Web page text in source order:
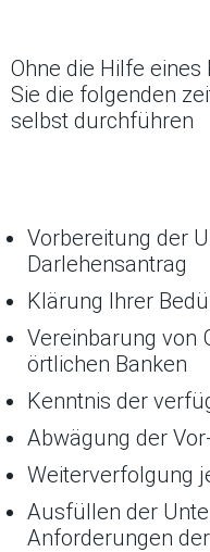
Ohne die Hilfe
Sie die folgenden
selbst durchführen
Vorbereitung der
Darlehensantrag
Klärung Ihrer
Vereinbarung von
örtlichen Banken
Kenntnis der
Abwägung der
Weiterverfolgung
Ausfüllen der
Anforderungen